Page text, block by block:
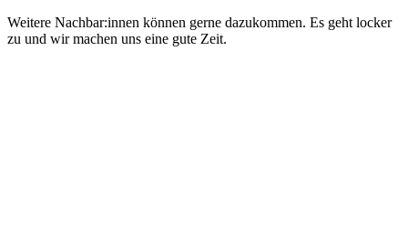
Weitere Nachbar:innen können gerne dazukommen. Es geht locker
zu und wir machen uns eine gute Zeit.